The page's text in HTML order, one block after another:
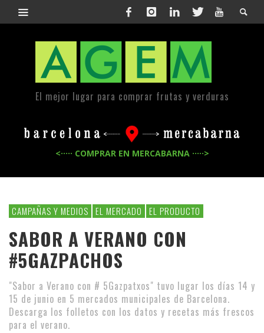
El mejor lugar para comprar frutas y verduras
<····· COMPRAR EN MERCABARNA ·····>
CAMPAÑAS Y MEDIOS EL MERCADO EL PRODUCTO
SABOR A VERANO CON
#5GAZPACHOS
"Sabor a Verano con # 5Gazpatxos" tuvo lugar los días 14 y
15 de junio en 5 mercados municipales de Barcelona.
Descarga los folletos con los datos y recetas más frescos
para el verano.